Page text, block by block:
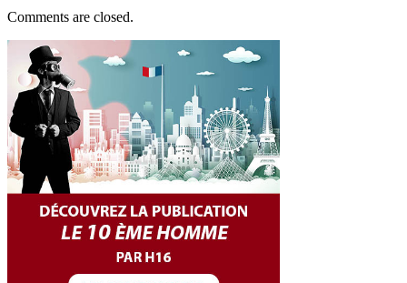
Comments are closed.